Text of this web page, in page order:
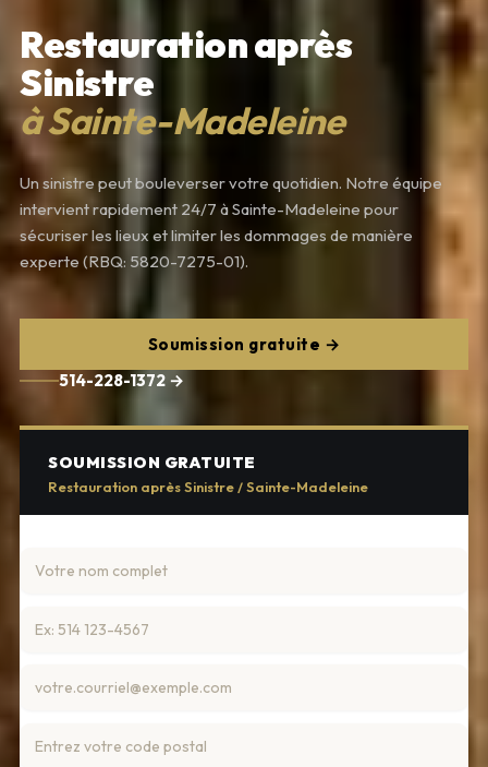
Restauration après
Sinistre
à Sainte-Madeleine
Un sinistre peut bouleverser votre quotidien. Notre équipe
intervient rapidement 24/7 à Sainte-Madeleine pour
sécuriser les lieux et limiter les dommages de manière
experte (RBQ: 5820-7275-01).
Soumission gratuite →
514-228-1372 →
SOUMISSION GRATUITE
Restauration après Sinistre / Sainte-Madeleine